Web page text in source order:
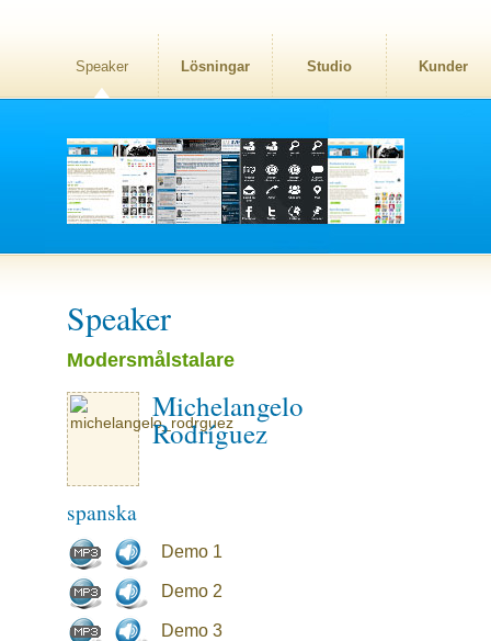
Speaker Lösningar Studio Kunder
Speaker
Modersmålstalare
Michelangelo
Rodríguez
spanska
Demo 1
Demo 2
Demo 3